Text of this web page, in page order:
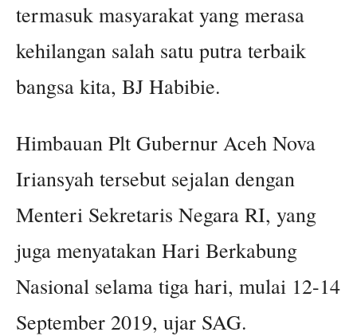
termasuk masyarakat yang merasa
kehilangan salah satu putra terbaik
bangsa kita, BJ Habibie.
Himbauan Plt Gubernur Aceh Nova
Iriansyah tersebut sejalan dengan
Menteri Sekretaris Negara RI, yang
juga menyatakan Hari Berkabung
Nasional selama tiga hari, mulai 12-14
September 2019, ujar SAG.